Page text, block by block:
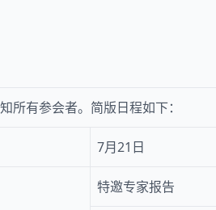
所有参会者。简版日程如下：
7月21日
特邀专家报告